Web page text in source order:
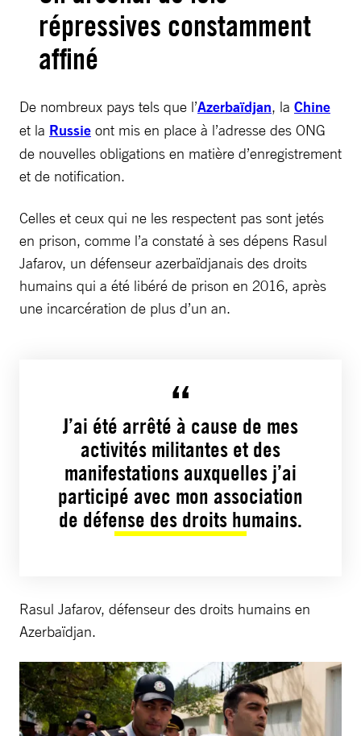
répressives constamment
affiné
De nombreux pays tels que l’Azerbaïdjan, la Chine
et la Russie ont mis en place à l’adresse des ONG
de nouvelles obligations en matière d’enregistrement
et de notification.
Celles et ceux qui ne les respectent pas sont jetés
en prison, comme l’a constaté à ses dépens Rasul
Jafarov, un défenseur azerbaïdjanais des droits
humains qui a été libéré de prison en 2016, après
une incarcération de plus d’un an.
J’ai été arrêté à cause de mes
activités militantes et des
manifestations auxquelles j’ai
participé avec mon association
de défense des droits humains.
Rasul Jafarov, défenseur des droits humains en
Azerbaïdjan.